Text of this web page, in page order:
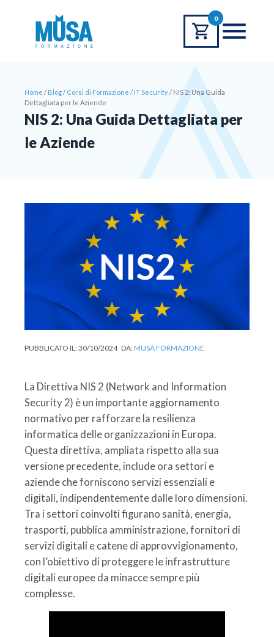
0
Home / Blog/ Corsi di Formazione / IT Security/ NIS 2: Una Guida
Dettagliata per le Aziende
NIS 2: Una Guida Dettagliata per
le Aziende
PUBBLICATO IL:30/10/2024DA:MUSA FORMAZIONE
La Direttiva NIS 2 (Network and Information
Security 2) è un importante aggiornamento
normativo per rafforzare la resilienza
informatica delle organizzazioni in Europa.
Questa direttiva, ampliata rispetto alla sua
versione precedente, include ora settori e
aziende che forniscono servizi essenziali e
digitali, indipendentemente dalle loro dimensioni.
Tra i settori coinvolti figurano sanità, energia,
trasporti, pubblica amministrazione, fornitori di
servizi digitali e catene di approvvigionamento,
con l’obiettivo di proteggere le infrastrutture
digitali europee da minacce sempre più
complesse.